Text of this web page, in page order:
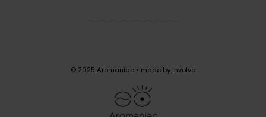
© 2025 Aromaniac • made by Involve